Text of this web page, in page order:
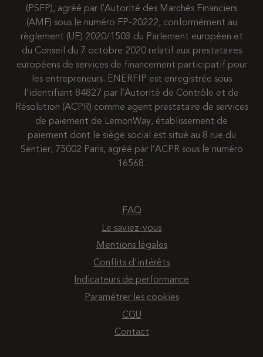
(PSFP), agréé par l’Autorité des Marchés Financiers
(AMF) sous le numéro FP-20222, conformément au
règlement (UE) 2020/1503 du Parlement européen et
du Conseil du 7 octobre 2020 relatif aux prestataires
européens de services de financement participatif pour
les entrepreneurs. ENERFIP est enregistrée sous
l’identifiant 84827 par l’Autorité de Contrôle et de
Résolution (ACPR) comme agent prestataire de services
de paiement de LemonWay, établissement de
paiement dont le siège social est situé au 8 rue du
Sentier, 75002 Paris, agréé par l’ACPR sous le numéro
16568.
FAQ
Le saviez-vous
Mentions légales
Conflits d'intérêts
Indicateurs de performance
Paramétrer les cookies
CGU
Contact